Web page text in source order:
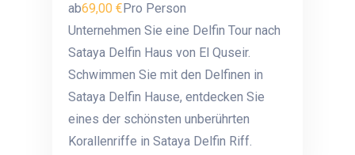
ab69,00 €Pro Person
Unternehmen Sie eine Delfin Tour nach
Sataya Delfin Haus von El Quseir.
Schwimmen Sie mit den Delfinen in
Sataya Delfin Hause, entdecken Sie
eines der schönsten unberührten
Korallenriffe in Sataya Delfin Riff.